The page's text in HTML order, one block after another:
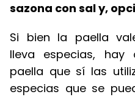
sazona con sal y,
Si bien la paella
lleva especias,
paella que sí las
especias que se